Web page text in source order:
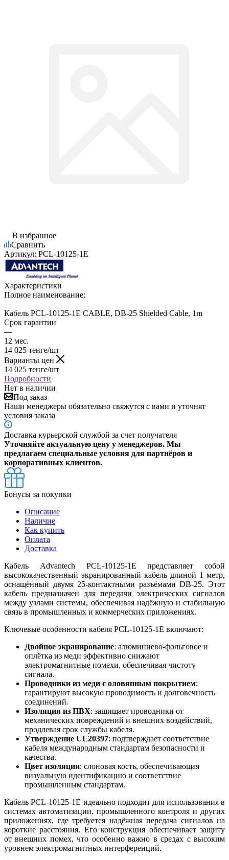
В избранное
Сравнить
Артикул: PCL-10125-1E
Характеристики
Полное наименование:
—
Кабель PCL-10125-1E CABLE, DB-25 Shielded Cable, 1m
Срок гарантии
—
12 мес.
14 025 тенге/шт
Варианты цен
14 025 тенге/шт
Подробности
Нет в наличии
Под заказ
Наши менеджеры обязательно свяжутся с вами и уточнят
условия заказа
Доставка курьерской службой за счет получателя
Уточняйте актуальную цену у менеджеров. Мы
предлагаем специальные условия для партнёров и
корпоративных клиентов.
Бонусы за покупки
Описание
Наличие
Как купить
Оплата
Доставка
Кабель Advantech PCL-10125-1E представляет собой
высококачественный экранированный кабель длиной 1 метр,
оснащённый двумя 25-контактными разъёмами DB-25. Этот
кабель предназначен для передачи электрических сигналов
между узлами системы, обеспечивая надёжную и стабильную
связь в промышленных и коммерческих приложениях.
Ключевые особенности кабеля PCL-10125-1E включают:
Двойное экранирование: алюминиево-фольговое и
оплётка из меди эффективно снижают
электромагнитные помехи, обеспечивая чистоту
сигнала.
Проводники из меди с оловянным покрытием:
гарантируют высокую проводимость и долговечность
соединений.
Изоляция из ПВХ: защищает проводники от
механических повреждений и внешних воздействий,
продлевая срок службы кабеля.
Утверждение UL20397: подтверждает соответствие
кабеля международным стандартам безопасности и
качества.
Цвет изоляции: слоновая кость, обеспечивающая
визуальную идентификацию и соответствие
промышленным стандартам.
Кабель PCL-10125-1E идеально подходит для использования в
системах автоматизации, промышленного контроля и других
приложениях, где требуется надёжная передача сигналов на
короткие расстояния. Его конструкция обеспечивает защиту
от внешних помех, что особенно важно в средах с высоким
уровнем электромагнитных интерференций.